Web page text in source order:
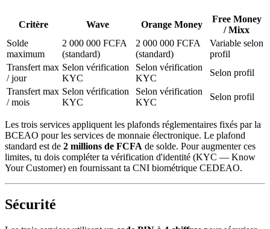
Critère Wave Orange Money
Free Money
/ Mixx
Solde
maximum
2 000 000 FCFA
(standard)
2 000 000 FCFA
(standard)
Variable selon
profil
Transfert max
/ jour
Selon vérification
KYC
Selon vérification
KYC
Selon profil
Transfert max
/ mois
Selon vérification
KYC
Selon vérification
KYC
Selon profil
Les trois services appliquent les plafonds réglementaires fixés par la
BCEAO pour les services de monnaie électronique. Le plafond
standard est de 2 millions de FCFA de solde. Pour augmenter ces
limites, tu dois compléter ta vérification d'identité (KYC — Know
Your Customer) en fournissant ta CNI biométrique CEDEAO.
Sécurité